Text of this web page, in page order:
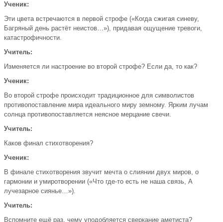
Ученик:
Эти цвета встречаются в первой строфе («Когда сжигая синеву,
Багряный день растёт неистов…»), придавая ощущение тревоги,
катастрофичности.
Учитель:
Изменяется ли настроение во второй строфе? Если да, то как?
Ученик:
Во второй строфе происходит традиционное для символистов
противопоставление мира идеального миру земному. Ярким лучам
солнца противопоставляется неясное мерцание свечи.
Учитель:
Каков финал стихотворения?
Ученик:
В финале стихотворения звучит мечта о слиянии двух миров, о
гармонии и умиротворении («Что где-то есть не наша связь, А
лучезарное сиянье…»).
Учитель:
Вспомните ещё раз, чему уподобляется сверкание аметиста?